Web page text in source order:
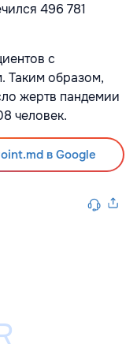
496 781
с
Таким образом,
жертв пандемии
человек.
в Google